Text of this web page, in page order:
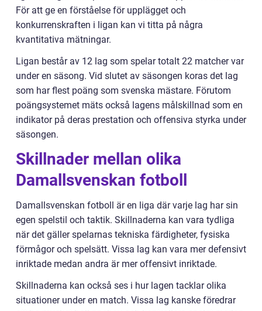
För att ge en förståelse för upplägget och
konkurrenskraften i ligan kan vi titta på några
kvantitativa mätningar.
Ligan består av 12 lag som spelar totalt 22 matcher var
under en säsong. Vid slutet av säsongen koras det lag
som har flest poäng som svenska mästare. Förutom
poängsystemet mäts också lagens målskillnad som en
indikator på deras prestation och offensiva styrka under
säsongen.
Skillnader mellan olika
Damallsvenskan fotboll
Damallsvenskan fotboll är en liga där varje lag har sin
egen spelstil och taktik. Skillnaderna kan vara tydliga
när det gäller spelarnas tekniska färdigheter, fysiska
förmågor och spelsätt. Vissa lag kan vara mer defensivt
inriktade medan andra är mer offensivt inriktade.
Skillnaderna kan också ses i hur lagen tacklar olika
situationer under en match. Vissa lag kanske föredrar